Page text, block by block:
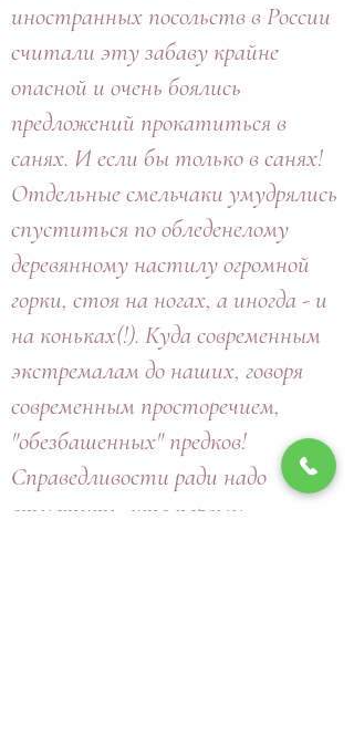
иностранных посольств в России
считали эту забаву крайне
опасной и очень боялись
предложений прокатиться в
санях. И если бы только в санях!
Отдельные смельчаки умудрялись
спуститься по обледенелому
деревянному настилу огромной
горки, стоя на ногах, а иногда - и
на коньках(!). Куда современным
экстремалам до наших, говоря
современным просторечием,
"обезбашенных" предков!
Справедливости ради надо
отметить, что первым